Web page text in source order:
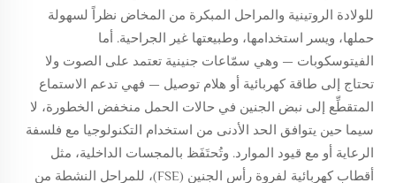
للولادة الروتينية والمراحل المبكرة من المخاض نظراً لسهولة
حملها، ويسر استخدامها، وطبيعتها غير الجراحية. أما
الفيتوسكوبات — وهي سمّاعات جنينية تعتمد على الصوت ولا
تحتاج إلى طاقة كهربائية أو هلام توصيل — فهي تدعم الاستماع
المتقطِّع إلى نبض الجنين في حالات الحمل منخفض الخطورة، لا
سيما حين يتوافق الحد الأدنى من استخدام التكنولوجيا مع فلسفة
الرعاية أو مع قيود الموارد. وتُحتَفَظ بالمجسات الداخلية، مثل
أقطاب كهربائية لفروة رأس الجنين (FSE)، للمراحل النشطة من